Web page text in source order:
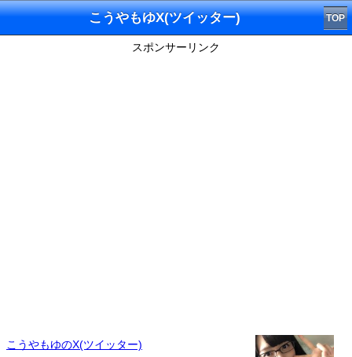
こうやもゆX(ツイッター) TOP
スポンサーリンク
こうやもゆのX(ツイッター)